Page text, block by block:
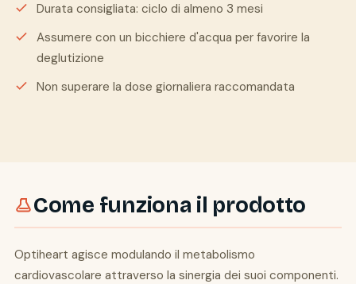
Durata consigliata: ciclo di almeno 3 mesi
Assumere con un bicchiere d'acqua per favorire la
deglutizione
Non superare la dose giornaliera raccomandata
Come funziona il prodotto
Optiheart agisce modulando il metabolismo
cardiovascolare attraverso la sinergia dei suoi componenti.